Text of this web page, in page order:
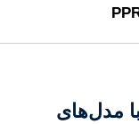
با مدل‌های